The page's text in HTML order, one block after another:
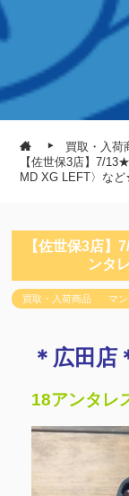
買取・入荷
【佐世保3店】7/
MD XG LEFT〉な
【佐世保3店
ンタ
買取・入荷商品 マ
＊広田店
18アンタレ